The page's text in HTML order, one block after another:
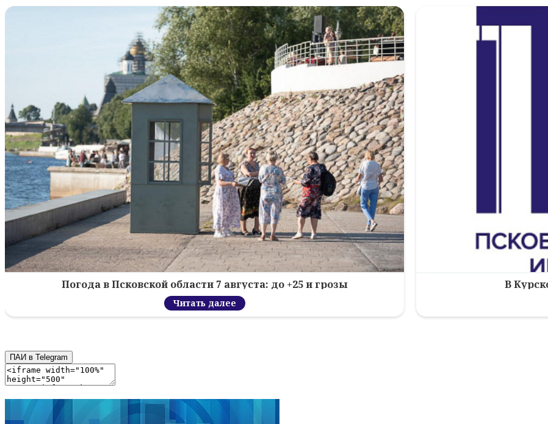
Погода в Псковской области 7 августа: до +25 и грозы
Читать далее
В
ПАИ в Telegram